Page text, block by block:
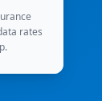
rates